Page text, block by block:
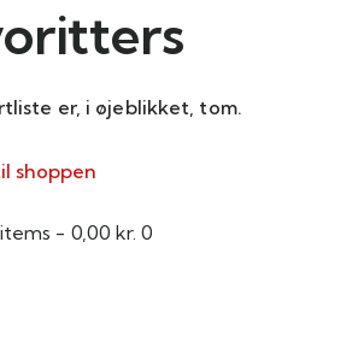
er, i øjeblikket, tom.
shoppen
- 0,00 kr. 0